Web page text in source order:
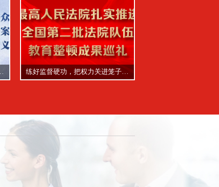
国第二批法院队伍教育整顿成果巡礼之三 专家解读｜云霓之望，《网络安全审查办法》修订稿的重要意义